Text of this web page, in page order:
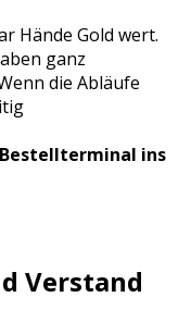
Hände Gold wert.
ganz
die Abläufe
ins
Verstand